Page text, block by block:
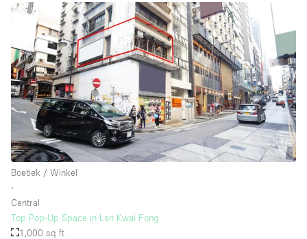
Boetiek / Winkel
∙
Central
Top Pop-Up Space in Lan Kwai Fong
1,000 sq ft